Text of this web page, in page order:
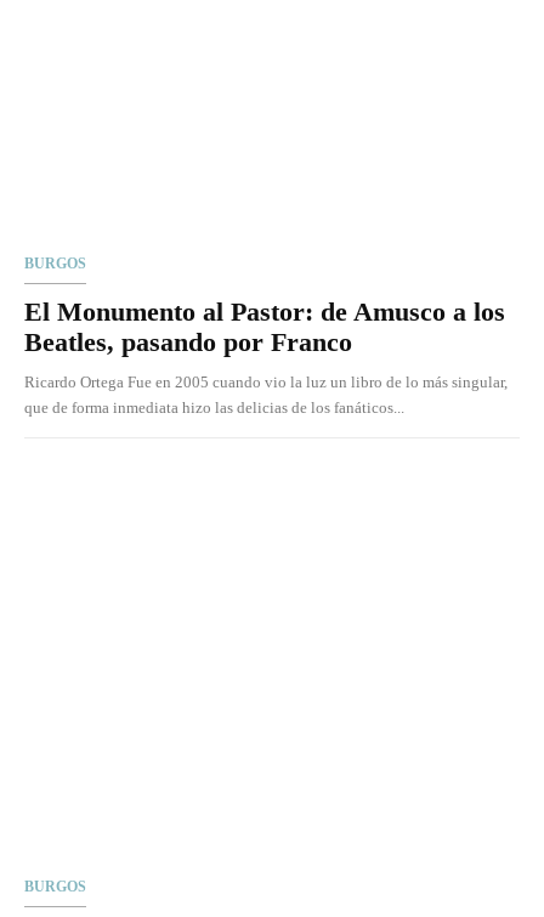
BURGOS
El Monumento al Pastor: de Amusco a los
Beatles, pasando por Franco
Ricardo Ortega Fue en 2005 cuando vio la luz un libro de lo más singular,
que de forma inmediata hizo las delicias de los fanáticos...
BURGOS